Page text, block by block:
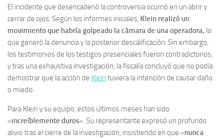
El incidente que desencadenó la controversia ocurrió en un abrir y
cerrar de ojos. Según los informes iniciales, Klein realizó un
movimiento que habría golpeado la cámara de una operadora, lo
que generó la denuncia y la posterior descalificación. Sin embargo,
los testimonios de los testigos presenciales fueron contradictorios,
y tras una exhaustiva investigación, la fiscalía concluyó que no podía
demostrar que la acción de Klein tuviera la intención de causar daño
o miedo.
Para Klein y su equipo, estos últimos meses han sido
«increíblemente duros«. Su representante expresó un profundo
alivio tras el cierre de la investigación, insistiendo en que «nunca